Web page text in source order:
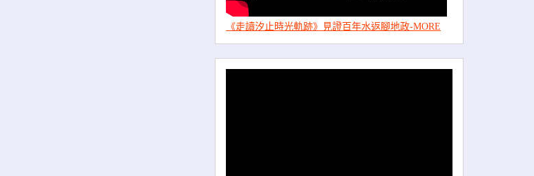
《走讀汐止時光軌跡》見證百年水返腳地政-MORE